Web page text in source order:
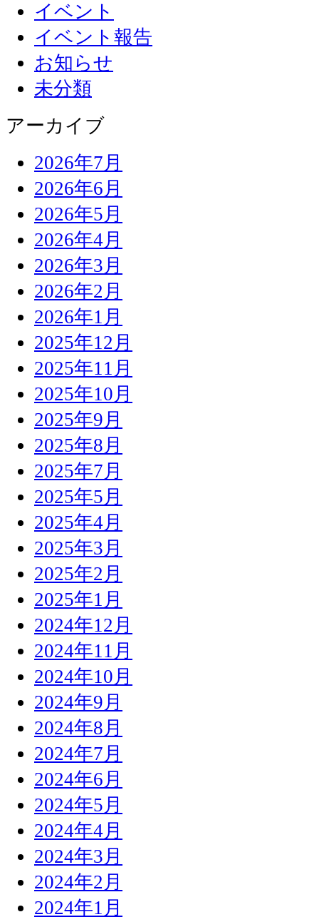
イベント
イベント報告
お知らせ
未分類
アーカイブ
2026年7月
2026年6月
2026年5月
2026年4月
2026年3月
2026年2月
2026年1月
2025年12月
2025年11月
2025年10月
2025年9月
2025年8月
2025年7月
2025年5月
2025年4月
2025年3月
2025年2月
2025年1月
2024年12月
2024年11月
2024年10月
2024年9月
2024年8月
2024年7月
2024年6月
2024年5月
2024年4月
2024年3月
2024年2月
2024年1月